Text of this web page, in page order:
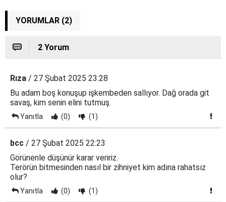
YORUMLAR (2)
2 Yorum
Rıza / 27 Şubat 2025 23:28
Bu adam boş konuşup işkembeden sallıyor. Dağ orada git
savaş, kim senin elini tutmuş.
Yanıtla (0) (1)
bcc / 27 Şubat 2025 22:23
Görünenle düşünür karar veririz.
Terörün bitmesinden nasıl bir zihniyet kim adına rahatsız
olur?
Yanıtla (0) (1)